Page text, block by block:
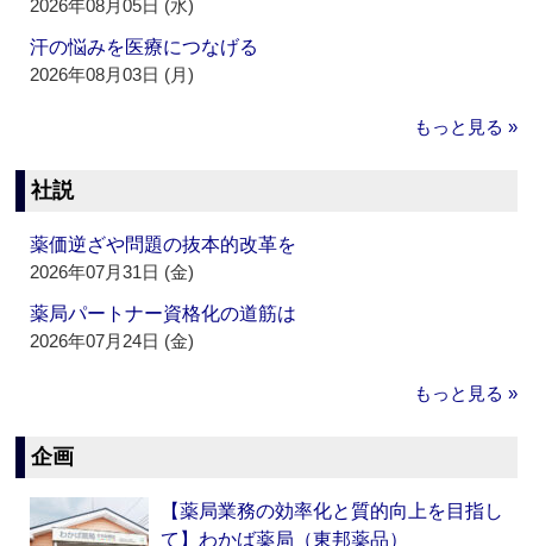
2026年08月05日 (水)
汗の悩みを医療につなげる
2026年08月03日 (月)
もっと見る »
社説
薬価逆ざや問題の抜本的改革を
2026年07月31日 (金)
薬局パートナー資格化の道筋は
2026年07月24日 (金)
もっと見る »
企画
【薬局業務の効率化と質的向上を目指し
て】わかば薬局（東邦薬品）